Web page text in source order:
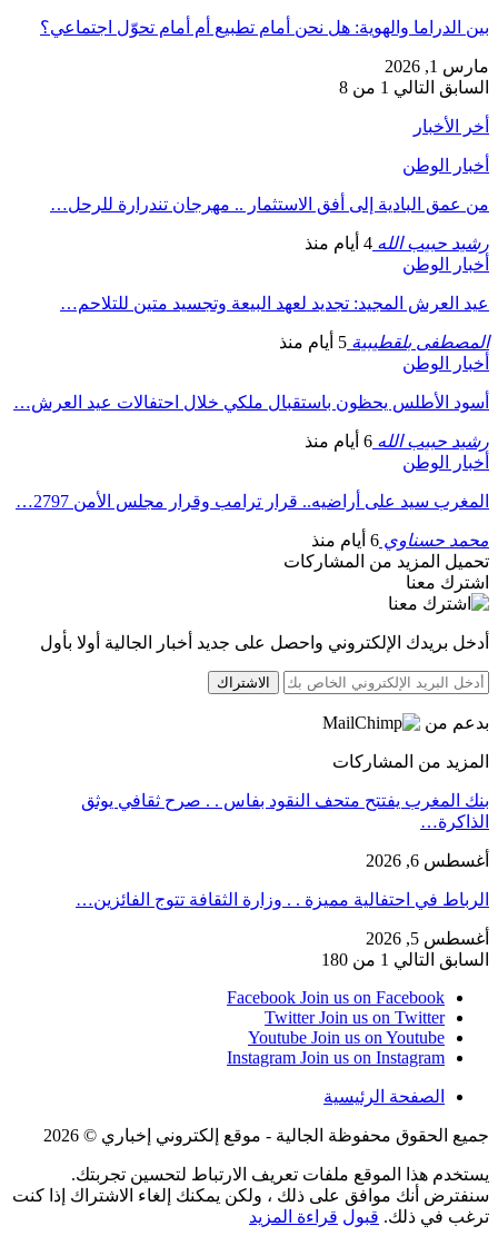
بين الدراما والهوية: هل نحن أمام تطبيع أم أمام تحوّل اجتماعي؟
مارس 1, 2026
السابق التالي 1 من 8
أخر الأخبار
أخبار الوطن
من عمق البادية إلى أفق الاستثمار .. مهرجان تندرارة للرحل…
رشيد حبيب الله 4 أيام منذ
أخبار الوطن
عيد العرش المجيد: تجديد لعهد البيعة وتجسيد متين للتلاحم…
المصطفى بلقطيبية 5 أيام منذ
أخبار الوطن
أسود الأطلس يحظون باستقبال ملكي خلال احتفالات عيد العرش…
رشيد حبيب الله 6 أيام منذ
أخبار الوطن
المغرب سيد على أراضيه.. قرار ترامب وقرار مجلس الأمن 2797…
محمد حسناوي 6 أيام منذ
تحميل المزيد من المشاركات
اشترك معنا
أدخل بريدك الإلكتروني واحصل على جديد أخبار الجالية أولا بأول
الاشتراك
بدعم من
المزيد من المشاركات
بنك المغرب يفتتح متحف النقود بفاس . . صرح ثقافي يوثق
الذاكرة…
أغسطس 6, 2026
الرباط في احتفالية مميزة . . وزارة الثقافة تتوج الفائزين…
أغسطس 5, 2026
السابق التالي 1 من 180
Facebook Join us on Facebook
Twitter Join us on Twitter
Youtube Join us on Youtube
Instagram Join us on Instagram
الصفحة الرئيسية
جميع الحقوق محفوظة الجالية - موقع إلكتروني إخباري © 2026
يستخدم هذا الموقع ملفات تعريف الارتباط لتحسين تجربتك.
سنفترض أنك موافق على ذلك ، ولكن يمكنك إلغاء الاشتراك إذا كنت
ترغب في ذلك. قبول قراءة المزيد